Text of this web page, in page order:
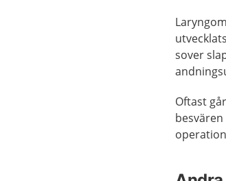
sover
Oftast